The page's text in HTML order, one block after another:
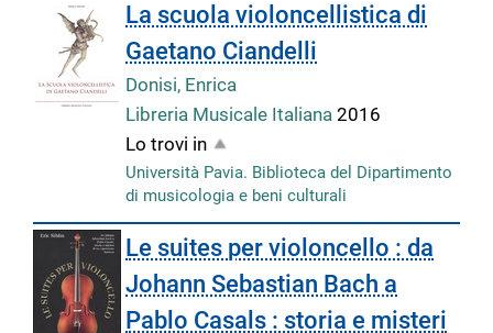
La scuola violoncellistica di
Gaetano Ciandelli
Donisi, Enrica
Libreria Musicale Italiana2016
Lo trovi in
Università Pavia. Biblioteca del Dipartimento
di musicologia e beni culturali
Le suites per violoncello : da
Johann Sebastian Bach a
Pablo Casals : storia e misteri